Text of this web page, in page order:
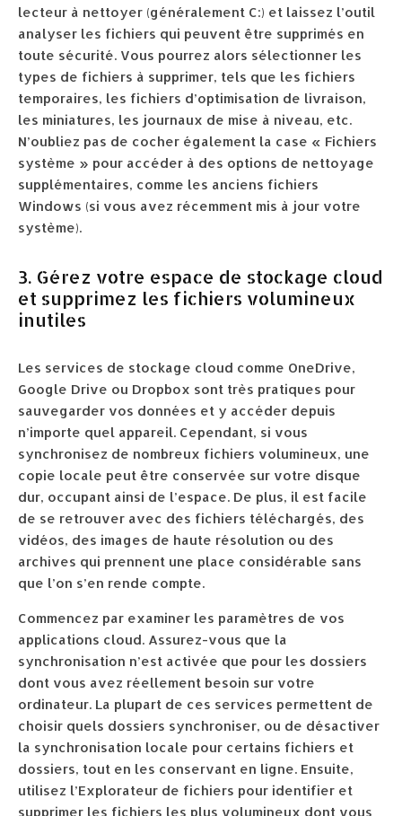
lecteur à nettoyer (généralement C:) et laissez l’outil
analyser les fichiers qui peuvent être supprimés en
toute sécurité. Vous pourrez alors sélectionner les
types de fichiers à supprimer, tels que les fichiers
temporaires, les fichiers d’optimisation de livraison,
les miniatures, les journaux de mise à niveau, etc.
N’oubliez pas de cocher également la case « Fichiers
système » pour accéder à des options de nettoyage
supplémentaires, comme les anciens fichiers
Windows (si vous avez récemment mis à jour votre
système).
3. Gérez votre espace de stockage cloud
et supprimez les fichiers volumineux
inutiles
Les services de stockage cloud comme OneDrive,
Google Drive ou Dropbox sont très pratiques pour
sauvegarder vos données et y accéder depuis
n’importe quel appareil. Cependant, si vous
synchronisez de nombreux fichiers volumineux, une
copie locale peut être conservée sur votre disque
dur, occupant ainsi de l’espace. De plus, il est facile
de se retrouver avec des fichiers téléchargés, des
vidéos, des images de haute résolution ou des
archives qui prennent une place considérable sans
que l’on s’en rende compte.
Commencez par examiner les paramètres de vos
applications cloud. Assurez-vous que la
synchronisation n’est activée que pour les dossiers
dont vous avez réellement besoin sur votre
ordinateur. La plupart de ces services permettent de
choisir quels dossiers synchroniser, ou de désactiver
la synchronisation locale pour certains fichiers et
dossiers, tout en les conservant en ligne. Ensuite,
utilisez l’Explorateur de fichiers pour identifier et
supprimer les fichiers les plus volumineux dont vous